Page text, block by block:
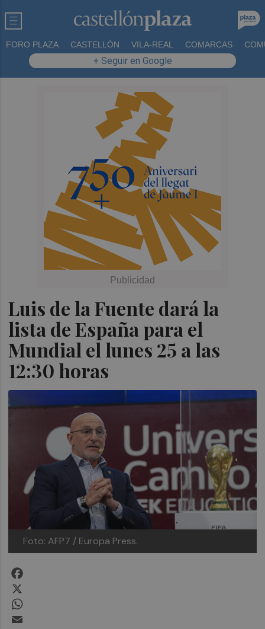
FORO PLAZA CASTELLÓN VILA-REAL COMARCAS
+ Seguir en Google
Luis de la Fuente dará la
lista de España para el
Mundial el lunes 25 a las
12:30 horas
Foto: AFP7 / Europa Press.